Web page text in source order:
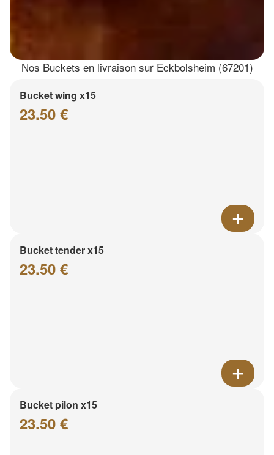
Nos Buckets en livraison sur Eckbolsheim (67201)
Bucket wing x15
23.50 €
Bucket tender x15
23.50 €
Bucket pilon x15
23.50 €